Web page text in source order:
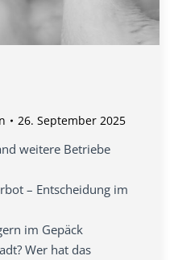
26. September 2025
weitere Betriebe
– Entscheidung im
im Gepäck
Wer hat das